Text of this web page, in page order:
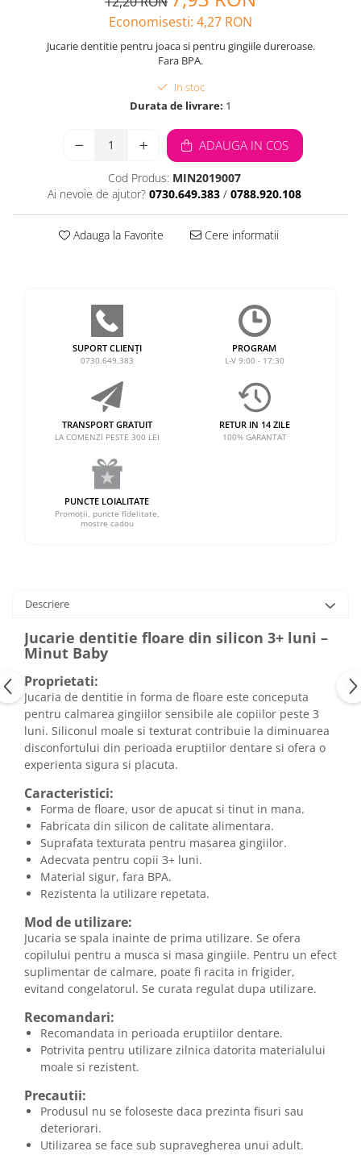
Economisesti: 4,27 RON
Jucarie dentitie pentru joaca si pentru gingiile dureroase.
Fara BPA.
In stoc
Durata de livrare: 1
ADAUGA IN COS
Cod Produs: MIN2019007
Ai nevoie de ajutor? 0730.649.383 / 0788.920.108
Adauga la Favorite Cere informatii
SUPORT CLIENȚI
0730.649.383
PROGRAM
L-V 9:00 - 17:30
TRANSPORT GRATUIT
LA COMENZI PESTE 300 LEI
RETUR IN 14 ZILE
100% GARANTAT
PUNCTE LOIALITATE
Promoții, puncte fidelitate,
mostre cadou
Descriere
Jucarie dentitie floare din silicon 3+ luni –
Minut Baby
Proprietati:
Jucaria de dentitie in forma de floare este conceputa
pentru calmarea gingiilor sensibile ale copiilor peste 3
luni. Siliconul moale si texturat contribuie la diminuarea
disconfortului din perioada eruptiilor dentare si ofera o
experienta sigura si placuta.
Caracteristici:
Forma de floare, usor de apucat si tinut in mana.
Fabricata din silicon de calitate alimentara.
Suprafata texturata pentru masarea gingiilor.
Adecvata pentru copii 3+ luni.
Material sigur, fara BPA.
Rezistenta la utilizare repetata.
Mod de utilizare:
Jucaria se spala inainte de prima utilizare. Se ofera
copilului pentru a musca si masa gingiile. Pentru un efect
suplimentar de calmare, poate fi racita in frigider,
evitand congelatorul. Se curata regulat dupa utilizare.
Recomandari:
Recomandata in perioada eruptiilor dentare.
Potrivita pentru utilizare zilnica datorita materialului
moale si rezistent.
Precautii:
Produsul nu se foloseste daca prezinta fisuri sau
deteriorari.
Utilizarea se face sub supravegherea unui adult.